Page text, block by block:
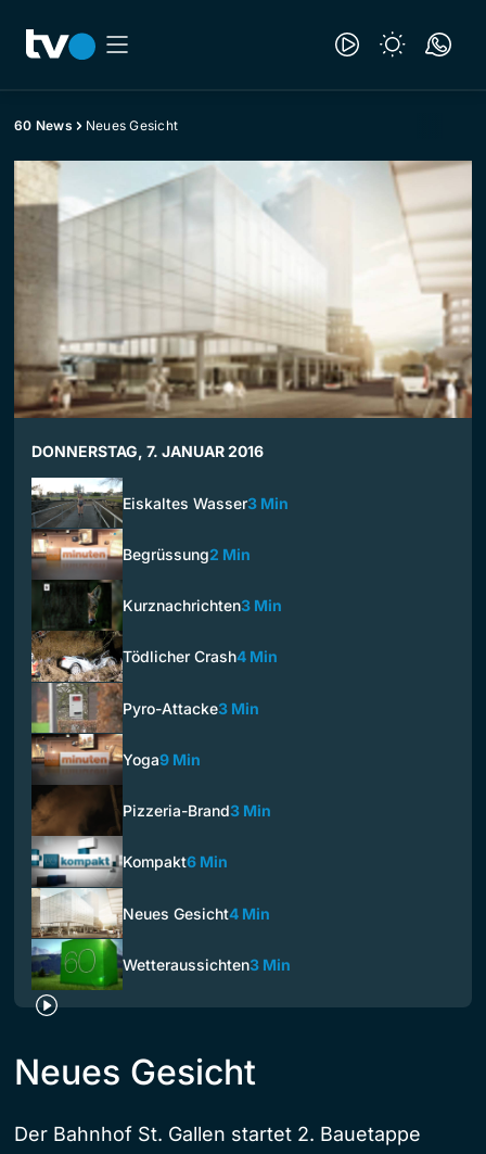
60 News Neues Gesicht
DONNERSTAG, 7. JANUAR 2016
Eiskaltes Wasser3 Min
Begrüssung2 Min
Kurznachrichten3 Min
Tödlicher Crash4 Min
Pyro-Attacke3 Min
Yoga9 Min
Pizzeria-Brand3 Min
Kompakt6 Min
Neues Gesicht4 Min
Wetteraussichten3 Min
Neues Gesicht
Der Bahnhof St. Gallen startet 2. Bauetappe